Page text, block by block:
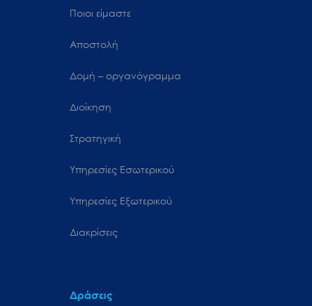
Ποιοι είμαστε
Αποστολή
Δομή – οργανόγραμμα
Διοίκηση
Στρατηγική
Υπηρεσίες Εσωτερικού
Υπηρεσίες Εξωτερικού
Διακρίσεις
Δράσεις